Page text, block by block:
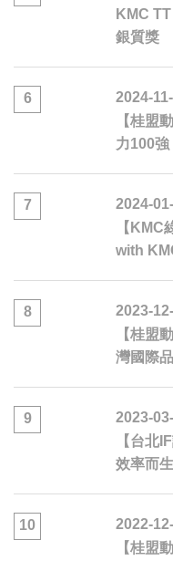
KMC
銀質獎
6
2024-
【桂盟
力100強
7
2024-
【KMC
with
8
2023-
【桂盟
灣國際
9
2023-
【台北
效率而
10
2022-
【桂盟